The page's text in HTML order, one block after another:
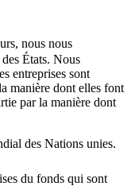
nous nous
États. Nous
entreprises sont
manière dont elles font
par la manière dont
des Nations unies.
du fonds qui sont